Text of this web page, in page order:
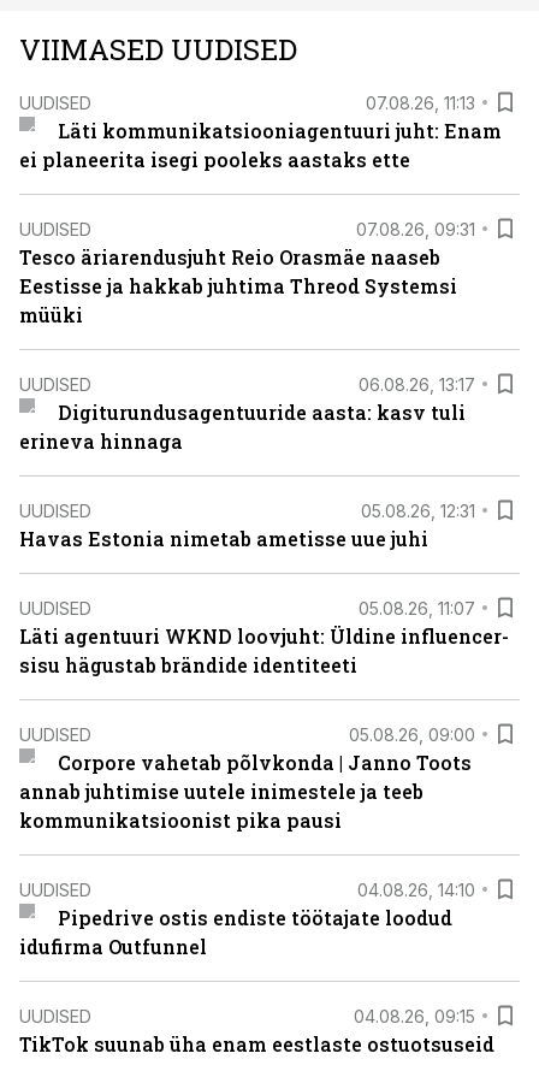
VIIMASED UUDISED
UUDISED 07.08.26, 11:13
Läti kommunikatsiooniagentuuri juht: Enam
ei planeerita isegi pooleks aastaks ette
UUDISED 07.08.26, 09:31
Tesco äriarendusjuht Reio Orasmäe naaseb
Eestisse ja hakkab juhtima Threod Systemsi
müüki
UUDISED 06.08.26, 13:17
Digiturundusagentuuride aasta: kasv tuli
erineva hinnaga
UUDISED 05.08.26, 12:31
Havas Estonia nimetab ametisse uue juhi
UUDISED 05.08.26, 11:07
Läti agentuuri WKND loovjuht: Üldine influencer-
sisu hägustab brändide identiteeti
UUDISED 05.08.26, 09:00
Corpore vahetab põlvkonda | Janno Toots
annab juhtimise uutele inimestele ja teeb
kommunikatsioonist pika pausi
UUDISED 04.08.26, 14:10
Pipedrive ostis endiste töötajate loodud
idufirma Outfunnel
UUDISED 04.08.26, 09:15
TikTok suunab üha enam eestlaste ostuotsuseid